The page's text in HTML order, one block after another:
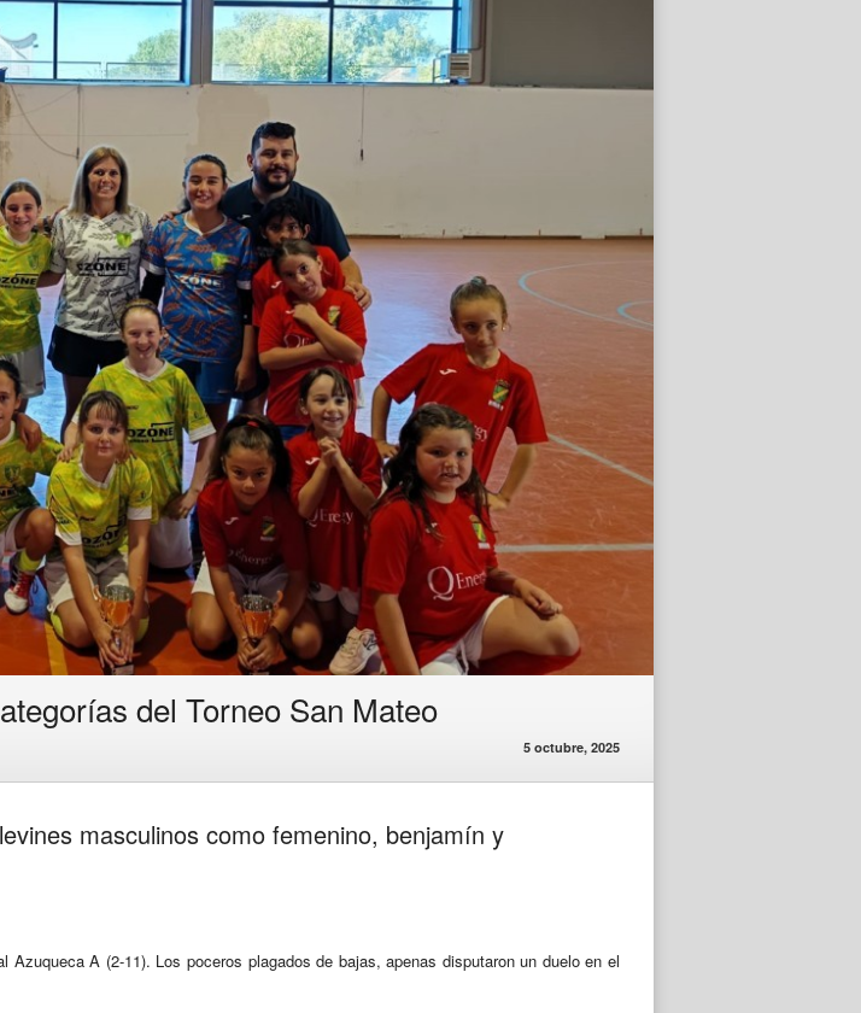
del Torneo San Mateo
5 octubre, 2025
masculinos como femenino, benjamín y
A (2-11). Los poceros plagados de bajas, apenas disputaron un duelo en el